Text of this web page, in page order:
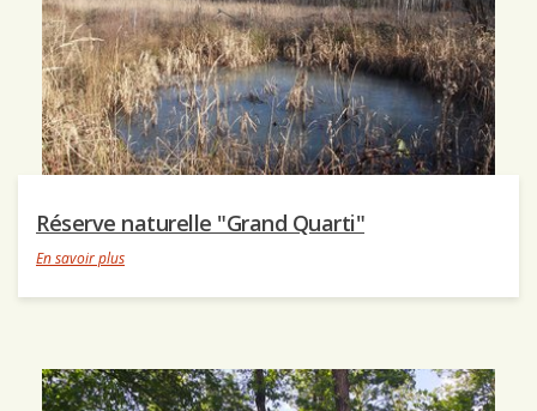
Réserve naturelle "Grand Quarti"
En savoir plus